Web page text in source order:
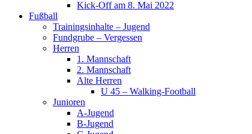
Kick-Off am 8. Mai 2022
Fußball
Trainingsinhalte – Jugend
Fundgrube – Vergessen
Herren
1. Mannschaft
2. Mannschaft
Alte Herren
U 45 – Walking-Football
Junioren
A-Jugend
B-Jugend